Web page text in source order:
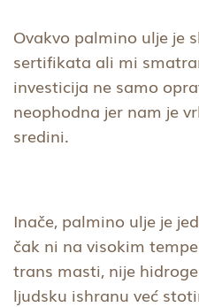
Ovakvo palmino ulje je
sertifikata ali mi
investicija ne samo
neophodna jer nam je
sredini.
Inače, palmino ulje je
čak ni na visokim
trans masti, nije
ljudsku ishranu već